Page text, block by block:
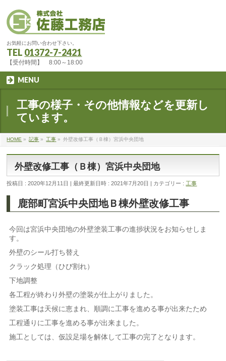
お気軽にお問い合わせ下さい。
TEL 01372-7-2421
【受付時間】 8:00～18:00
MENU
工事の様子・その他情報などを更新し
ています。
HOME » 記事 » 工事 » 外壁改修工事（Ｂ棟）宮浜中央団地
外壁改修工事（Ｂ棟）宮浜中央団地
投稿日 : 2020年12月11日 最終更新日時 : 2021年7月20日 カテゴリー : 工事
鹿部町宮浜中央団地Ｂ棟外壁改修工事
今回は宮浜中央団地の外壁塗装工事の進捗状況をお知らせしま
す。
外壁のシール打ち替え
クラック処理（ひび割れ）
下地調整
各工程が終わり外壁の塗装が仕上がりました。
塗装工事は天候に恵まれ、順調に工事を進める事が出来たため
工程通りに工事を進める事が出来ました。
施工としては、仮設足場を解体して工事の完了となります。